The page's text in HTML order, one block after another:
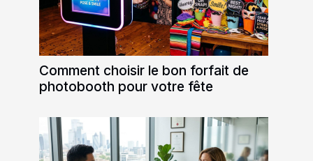
Comment choisir le bon forfait de
photobooth pour votre fête